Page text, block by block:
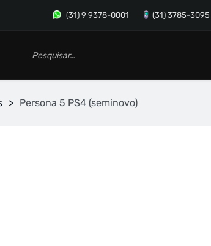
(31) 9 9378-0001 (31) 3785-3095
> Persona 5 PS4 (seminovo)